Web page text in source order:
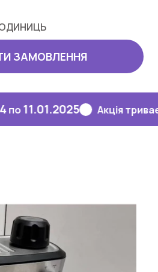
ЗАМОВЛЕННЯ
Акція триває з